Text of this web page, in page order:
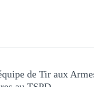
de Tir aux